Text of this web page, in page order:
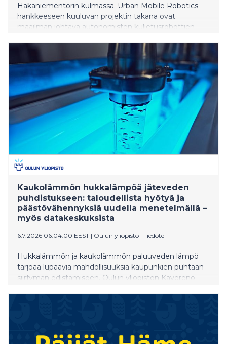
Hakaniementorin kulmassa. Urban Mobile Robotics -
hankkeeseen kuuluvan projektin takana ovat
maailman johtava autonomisten kuljetusrobottien
Metropolia Ammattikorkeakoulu ja Helsingin
Kaupunkitilat Oy.
Kaukolämmön hukkalämpöä jäteveden
puhdistukseen: taloudellista hyötyä ja
päästövähennyksiä uudella menetelmällä –
myös datakeskuksista
6.7.2026 06:04:00 EEST | Oulun yliopisto | Tiedote
Hukkalämmön ja kaukolämmön paluuveden lämpö
tarjoaa lupaavia mahdollisuuksia kaupunkien puhtaan
siirtymän edistämiseen. Oulun yliopiston Kavereno-